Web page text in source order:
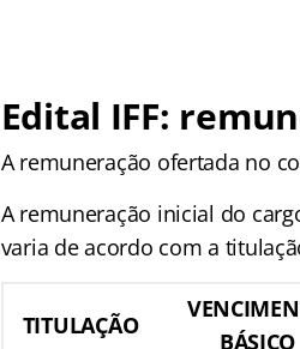
Edital IFF:
A remuneração ofertada no
A remuneração inicial do
varia de acordo com a
TITULAÇÃO
BÁSICO